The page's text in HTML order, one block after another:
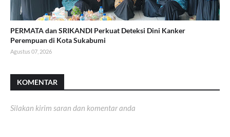
PERMATA dan SRIKANDI Perkuat Deteksi Dini Kanker
Perempuan di Kota Sukabumi
Agustus 07, 2026
KOMENTAR
Silakan kirim saran dan komentar anda